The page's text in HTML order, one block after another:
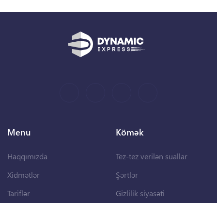
Menu
Haqqımızda
Xidmətlər
Tariflər
Kömək
Tez-tez verilən suallar
Şərtlər
Gizlilik siyasəti